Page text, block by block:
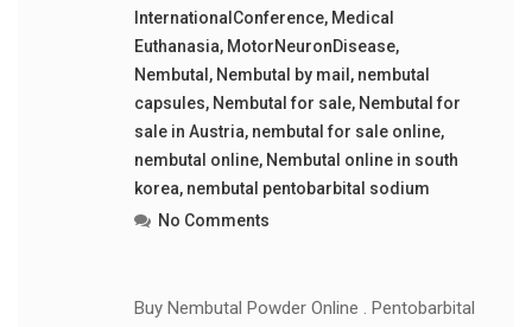
InternationalConference, Medical
Euthanasia, MotorNeuronDisease,
Nembutal , Nembutal by mail , nembutal
capsules, Nembutal for sale, Nembutal for
sale in Austria, nembutal for sale online,
nembutal online, Nembutal online in south
korea, nembutal pentobarbital sodium
No Comments
Buy Nembutal Powder Online . Pentobarbital